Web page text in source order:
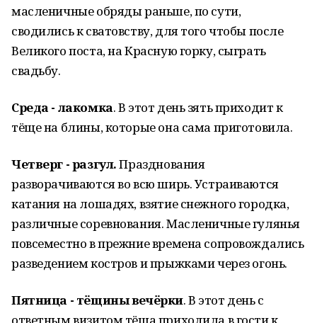
масленичные обряды раньше, по сути,
сводились к сватовству, для того чтобы после
Великого поста, на Красную горку, сыграть
свадьбу.
Среда - лакомка. В этот день зять приходит к
тёще на блины, которые она сама приготовила.
Четверг - разгул.Празднования
разворачиваются во всю ширь. Устраиваются
катания на лошадях, взятие снежного городка,
различные соревнования. Масленичные гулянья
повсеместно в прежние времена сопровождались
разведением костров и прыжками через огонь.
Пятница - тёщины вечёрки. В этот день с